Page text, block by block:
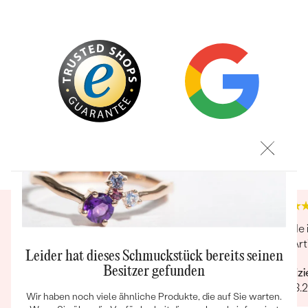
ANSEHEN
Super Qualität, schnelle kostenfreie und
freundlich!
06.03.2022
der
Leider hat dieses Schmuckstück bereits seinen
Besitzer gefunden
Wir haben noch viele ähnliche Produkte, die auf Sie warten.